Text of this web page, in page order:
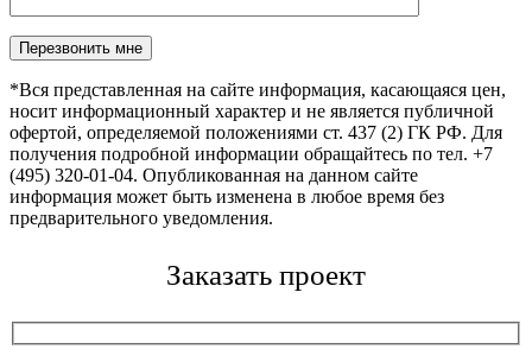
Оставьте это поле пустым.
*Вся представленная на сайте информация, касающаяся цен,
носит информационный характер и не является публичной
офертой, определяемой положениями ст. 437 (2) ГК РФ. Для
получения подробной информации обращайтесь по тел. +7
(495) 320-01-04. Опубликованная на данном сайте
информация может быть изменена в любое время без
предварительного уведомления.
Заказать проект